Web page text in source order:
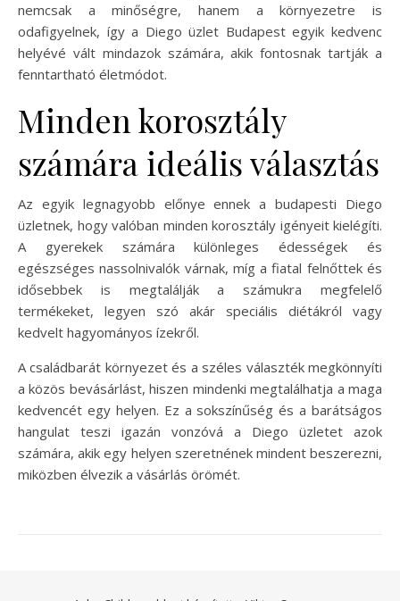
nemcsak a minőségre, hanem a környezetre is
odafigyelnek, így a Diego üzlet Budapest egyik kedvenc
helyévé vált mindazok számára, akik fontosnak tartják a
fenntartható életmódot.
Minden korosztály
számára ideális választás
Az egyik legnagyobb előnye ennek a budapesti Diego
üzletnek, hogy valóban minden korosztály igényeit kielégíti.
A gyerekek számára különleges édességek és
egészséges nassolnivalók várnak, míg a fiatal felnőttek és
idősebbek is megtalálják a számukra megfelelő
termékeket, legyen szó akár speciális diétákról vagy
kedvelt hagyományos ízekről.
A családbarát környezet és a széles választék megkönnyíti
a közös bevásárlást, hiszen mindenki megtalálhatja a maga
kedvencét egy helyen. Ez a sokszínűség és a barátságos
hangulat teszi igazán vonzóvá a Diego üzletet azok
számára, akik egy helyen szeretnének mindent beszerezni,
miközben élvezik a vásárlás örömét.